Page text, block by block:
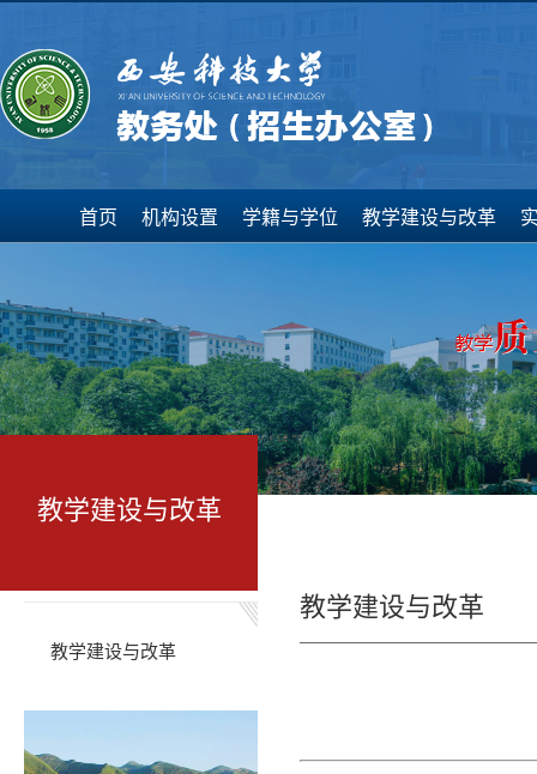
首页 机构设置 学籍与学位 教学建设与改革
教学建设与改革
教学建设与改革
教学建设与改革